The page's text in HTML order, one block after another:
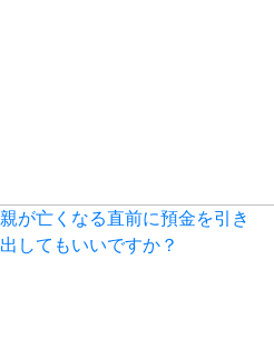
親が亡くなる直前に預金を引き
出してもいいですか？